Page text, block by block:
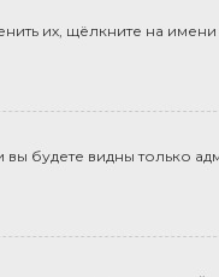
их, щёлкните на
и вы будете видны только